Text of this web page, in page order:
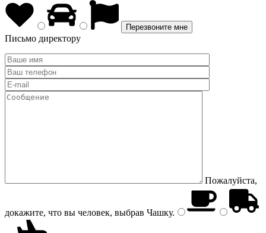
Письмо директору
Пожалуйста,
докажите, что вы человек, выбрав Чашку.